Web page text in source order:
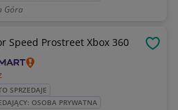
Góra
Speed Prostreet Xbox 360
SPRZEDAJE
OSOBA PRYWATNA